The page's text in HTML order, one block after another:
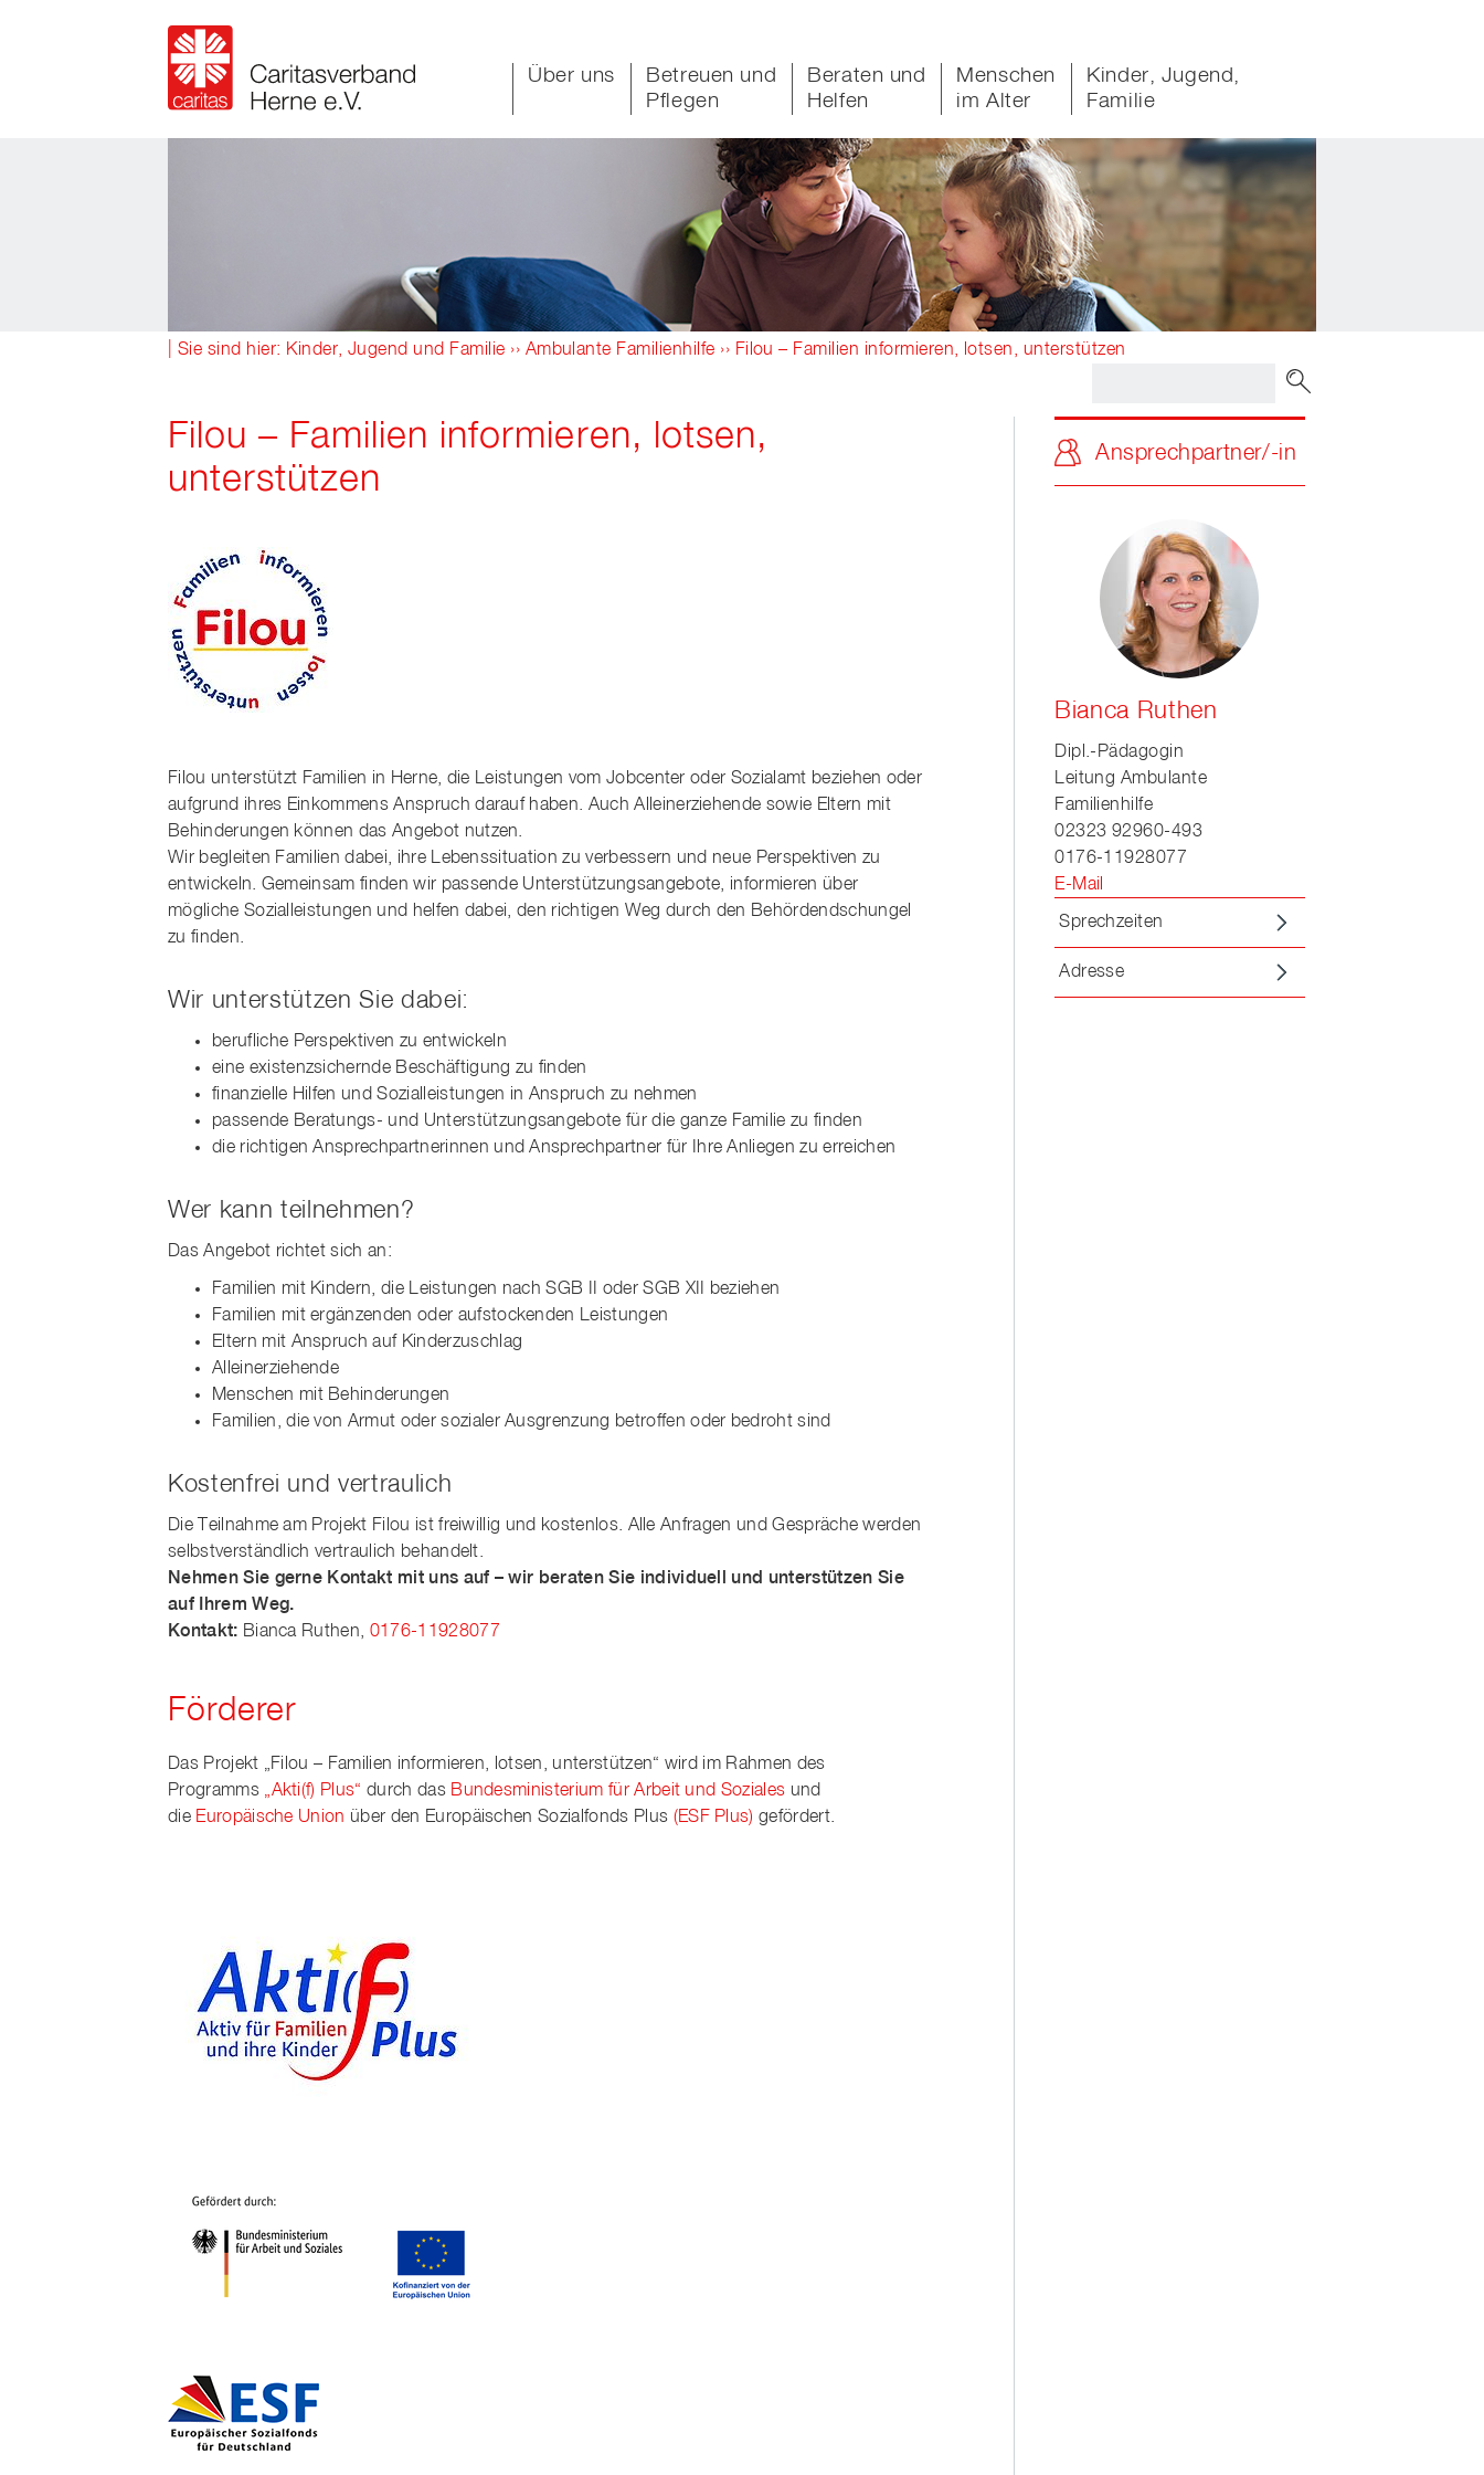
Über uns
Betreuen und
Pflegen
Beraten und
Helfen
Menschen
im Alter
Kinder, Jugend,
Familie
| Sie sind hier: Kinder, Jugend und Familie ›› Ambulante Familienhilfe ›› Filou – Familien informieren, lotsen, unterstützen
Filou – Familien informieren, lotsen,
unterstützen
Filou unterstützt Familien in Herne, die Leistungen vom Jobcenter oder Sozialamt beziehen oder
aufgrund ihres Einkommens Anspruch darauf haben. Auch Alleinerziehende sowie Eltern mit
Behinderungen können das Angebot nutzen.
Wir begleiten Familien dabei, ihre Lebenssituation zu verbessern und neue Perspektiven zu
entwickeln. Gemeinsam finden wir passende Unterstützungsangebote, informieren über
mögliche Sozialleistungen und helfen dabei, den richtigen Weg durch den Behördendschungel
zu finden.
Wir unterstützen Sie dabei:
berufliche Perspektiven zu entwickeln
eine existenzsichernde Beschäftigung zu finden
finanzielle Hilfen und Sozialleistungen in Anspruch zu nehmen
passende Beratungs- und Unterstützungsangebote für die ganze Familie zu finden
die richtigen Ansprechpartnerinnen und Ansprechpartner für Ihre Anliegen zu erreichen
Wer kann teilnehmen?
Das Angebot richtet sich an:
Familien mit Kindern, die Leistungen nach SGB II oder SGB XII beziehen
Familien mit ergänzenden oder aufstockenden Leistungen
Eltern mit Anspruch auf Kinderzuschlag
Alleinerziehende
Menschen mit Behinderungen
Familien, die von Armut oder sozialer Ausgrenzung betroffen oder bedroht sind
Kostenfrei und vertraulich
Die Teilnahme am Projekt Filou ist freiwillig und kostenlos. Alle Anfragen und Gespräche werden
selbstverständlich vertraulich behandelt.
Nehmen Sie gerne Kontakt mit uns auf – wir beraten Sie individuell und unterstützen Sie
auf Ihrem Weg.
Kontakt: Bianca Ruthen, 0176-11928077
Förderer
Das Projekt „Filou – Familien informieren, lotsen, unterstützen“ wird im Rahmen des
Programms „Akti(f) Plus“ durch das Bundesministerium für Arbeit und Soziales und
die Europäische Union über den Europäischen Sozialfonds Plus (ESF Plus) gefördert.
Ansprechpartner/-in
Bianca Ruthen
Dipl.-Pädagogin
Leitung Ambulante
Familienhilfe
02323 92960-493
0176-11928077
E-Mail
Sprechzeiten
Adresse